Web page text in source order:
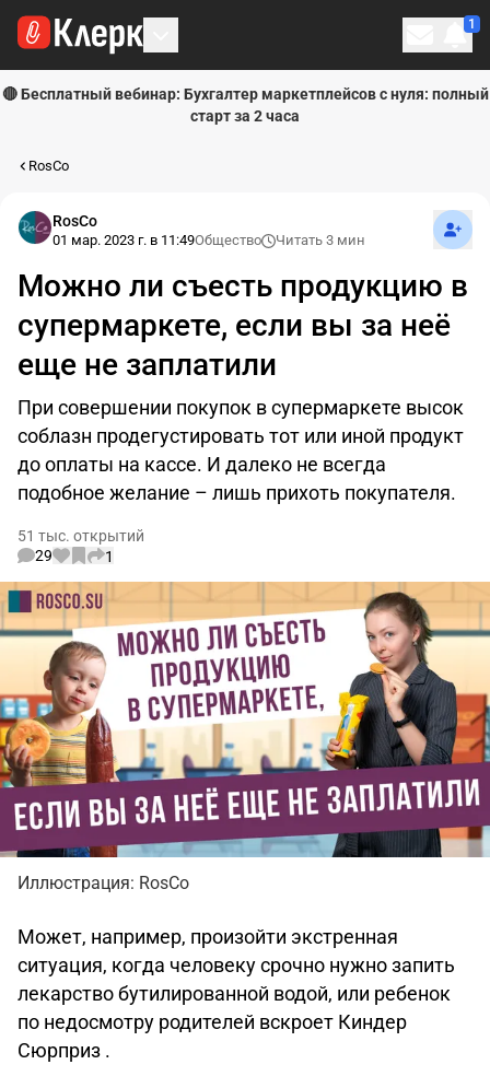
1
🔴 Бесплатный вебинар: Бухгалтер маркетплейсов с нуля: полный
старт за 2 часа
RosCo
RosCo
01 мар. 2023 г. в 11:49Общество Читать 3 мин
Можно ли съесть продукцию в
супермаркете, если вы за неё
еще не заплатили
При совершении покупок в супермаркете высок
соблазн продегустировать тот или иной продукт
до оплаты на кассе. И далеко не всегда
подобное желание – лишь прихоть покупателя.
51 тыс. открытий
29
1
Иллюстрация: RosCo
Может, например, произойти экстренная
ситуация, когда человеку срочно нужно запить
лекарство бутилированной водой, или ребенок
по недосмотру родителей вскроет Киндер
Сюрприз .